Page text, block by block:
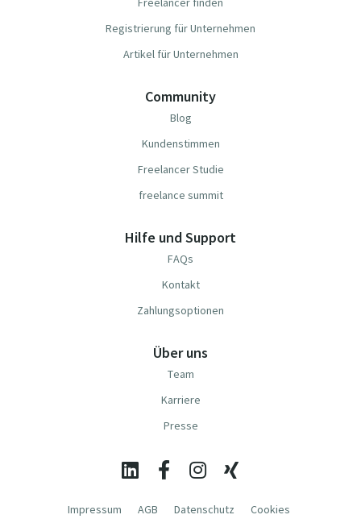
Registrierung für Unternehmen
Artikel für Unternehmen
Community
Blog
Kundenstimmen
Freelancer Studie
freelance summit
Hilfe und Support
FAQs
Kontakt
Zahlungsoptionen
Über uns
Team
Karriere
Presse
Impressum AGB Datenschutz Cookies